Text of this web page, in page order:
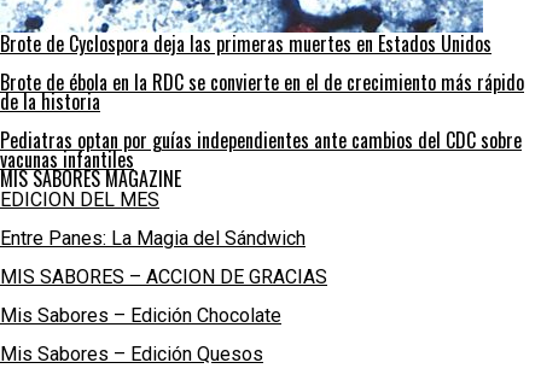
Brote de Cyclospora deja las primeras muertes en Estados Unidos
Brote de ébola en la RDC se convierte en el de crecimiento más rápido
de la historia
Pediatras optan por guías independientes ante cambios del CDC sobre
vacunas infantiles
MIS SABORES MAGAZINE
EDICION DEL MES
Entre Panes: La Magia del Sándwich
MIS SABORES – ACCION DE GRACIAS
Mis Sabores – Edición Chocolate
Mis Sabores – Edición Quesos